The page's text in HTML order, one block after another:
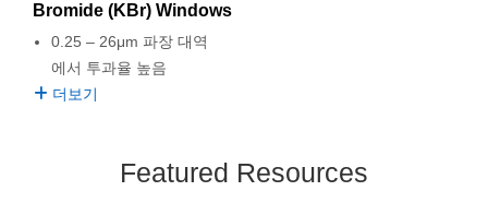
Bromide (KBr) Windows
0.25 – 26μm 파장 대역
에서 투과율 높음
더보기
Featured Resources